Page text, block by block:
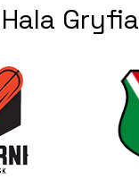
Hala Gryfia